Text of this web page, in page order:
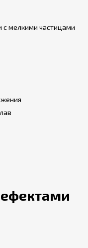
с мелкими частицами